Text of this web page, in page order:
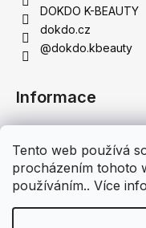
Tento web používá
procházením tohoto
používáním.. Více
DOKDO K-BEAUTY
dokdo.cz
@dokdo.kbeauty
Informace
Podmínky ochrany
Doprava a platba
Moje objednávka